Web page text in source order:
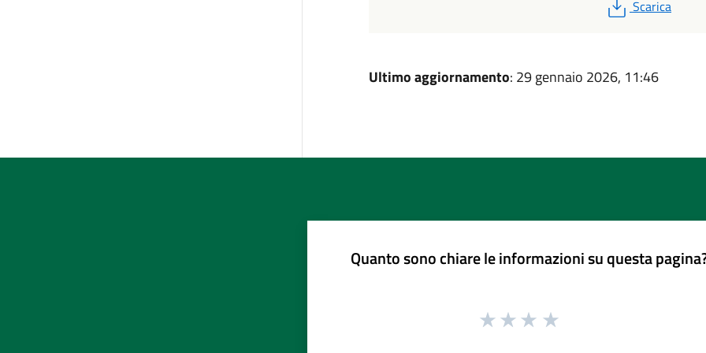
PDF
Scarica
Ultimo aggiornamento: 29 gennaio 2026, 11:46
Quanto sono chiare le informazioni su questa